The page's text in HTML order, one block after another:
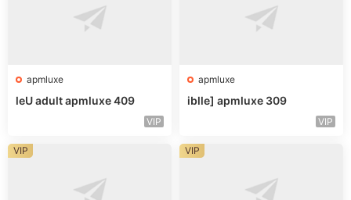
apmluxe
leU adult apmluxe 409
VIP
apmluxe
iblle] apmluxe 309
VIP
VIP VIP